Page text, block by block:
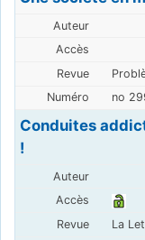
no
Conduites
!
La